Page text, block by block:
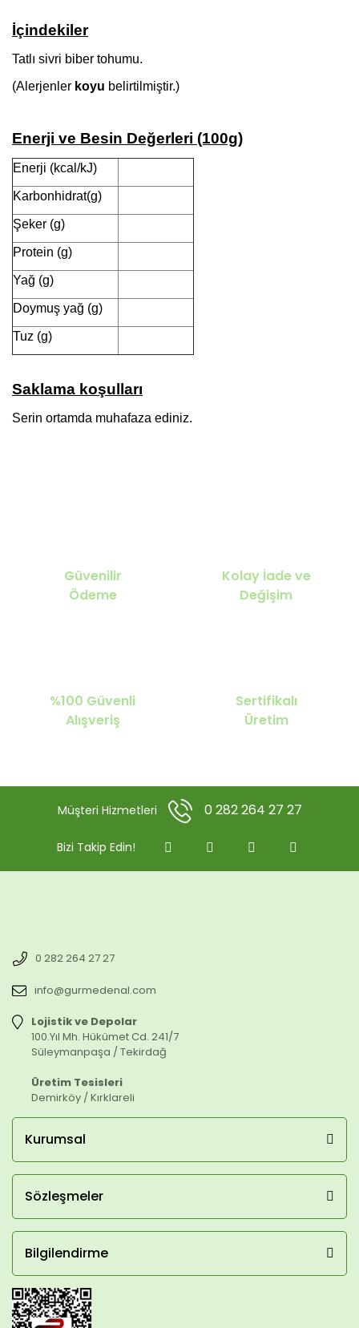
İçindekiler
Tatlı sivri biber tohumu.
(Alerjenler koyu belirtilmiştir.)
Enerji ve Besin Değerleri (100g)
Enerji (kcal/kJ)
Karbonhidrat(g)
Şeker (g)
Protein (g)
Yağ (g)
Doymuş yağ (g)
Tuz (g)
Saklama koşulları
Serin ortamda muhafaza ediniz.
Güvenilir
Ödeme
Kolay İade ve
Değişim
%100 Güvenli
Alışveriş
Sertifikalı
Üretim
Müşteri Hizmetleri 0 282 264 27 27
Bizi Takip Edin!
0 282 264 27 27
info@gurmedenal.com
Lojistik ve Depolar
100.Yıl Mh. Hükümet Cd. 241/7
Süleymanpaşa / Tekirdağ
Üretim Tesisleri
Demirköy / Kırklareli
Kurumsal
Sözleşmeler
Bilgilendirme